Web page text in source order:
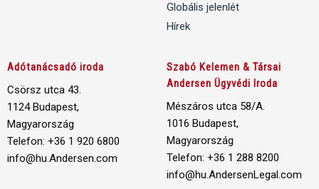
Globális jelenlét
Hírek
Adótanácsadó iroda
Csörsz utca 43.
1124 Budapest,
Magyarország
Telefon: +36 1 920 6800
info@hu.Andersen.com
Szabó Kelemen & Társai
Andersen Ügyvédi Iroda
Mészáros utca 58/A.
1016 Budapest,
Magyarország
Telefon: +36 1 288 8200
info@hu.AndersenLegal.com